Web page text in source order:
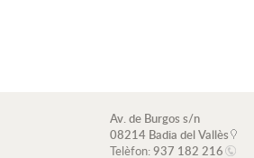
Av. de Burgos s/n
08214 Badia del Vallès
Telèfon:937 182 216